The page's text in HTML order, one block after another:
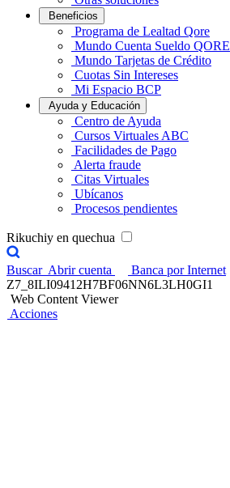
Beneficios
Programa de Lealtad Qore
Mundo Cuenta Sueldo QORE
Mundo Tarjetas de Crédito
Cuotas Sin Intereses
Mi Espacio BCP
Ayuda y Educación
Centro de Ayuda
Cursos Virtuales ABC
Facilidades de Pago
Alerta fraude
Citas Virtuales
Ubícanos
Procesos pendientes
Rikuchiy en quechua
Buscar Abrir cuenta
Banca por Internet
Z7_8ILI09412H7BF06NN6L3LH0GI1
Web Content Viewer
Acciones